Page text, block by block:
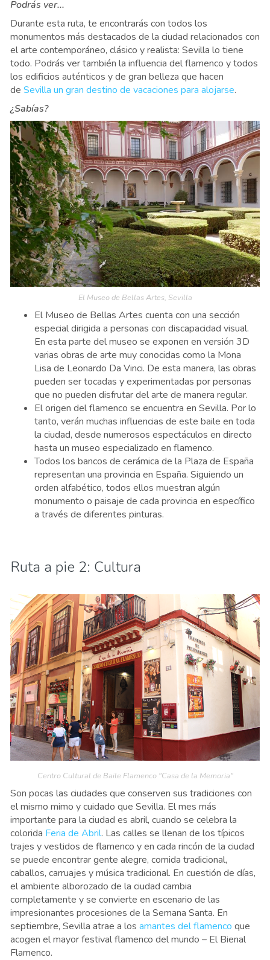
Podrás ver...
Durante esta ruta, te encontrarás con todos los
monumentos más destacados de la ciudad relacionados con
el arte contemporáneo, clásico y realista: Sevilla lo tiene
todo. Podrás ver también la influencia del flamenco y todos
los edificios auténticos y de gran belleza que hacen
de Sevilla un gran destino de vacaciones para alojarse.
¿Sabías?
El Museo de Bellas Artes, Sevilla
El Museo de Bellas Artes cuenta con una sección
especial dirigida a personas con discapacidad visual.
En esta parte del museo se exponen en versión 3D
varias obras de arte muy conocidas como la Mona
Lisa de Leonardo Da Vinci. De esta manera, las obras
pueden ser tocadas y experimentadas por personas
que no pueden disfrutar del arte de manera regular.
El origen del flamenco se encuentra en Sevilla. Por lo
tanto, verán muchas influencias de este baile en toda
la ciudad, desde numerosos espectáculos en directo
hasta un museo especializado en flamenco.
Todos los bancos de cerámica de la Plaza de España
representan una provincia en España. Siguiendo un
orden alfabético, todos ellos muestran algún
monumento o paisaje de cada provincia en específico
a través de diferentes pinturas.
Ruta a pie 2: Cultura
Centro Cultural de Baile Flamenco "Casa de la Memoria"
Son pocas las ciudades que conserven sus tradiciones con
el mismo mimo y cuidado que Sevilla. El mes más
importante para la ciudad es abril, cuando se celebra la
colorida Feria de Abril. Las calles se llenan de los típicos
trajes y vestidos de flamenco y en cada rincón de la ciudad
se puede encontrar gente alegre, comida tradicional,
caballos, carruajes y música tradicional. En cuestión de días,
el ambiente alborozado de la ciudad cambia
completamente y se convierte en escenario de las
impresionantes procesiones de la Semana Santa. En
septiembre, Sevilla atrae a los amantes del flamenco que
acogen el mayor festival flamenco del mundo – El Bienal
Flamenco.